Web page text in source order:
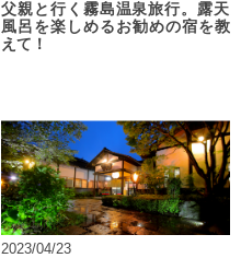
父親と行く霧島温泉旅行。露天
風呂を楽しめるお勧めの宿を教
えて！
2023/04/23